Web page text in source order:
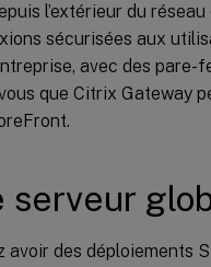
l’extérieur du réseau
sécurisées aux
avec des pare-
que Citrix Gateway
serveur
avoir des déploiements